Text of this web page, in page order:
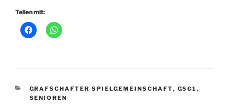
Teilen mit:
KATEGORIEN
GRAFSCHAFTER SPIELGEMEINSCHAFT, GSG1 ,
SENIOREN